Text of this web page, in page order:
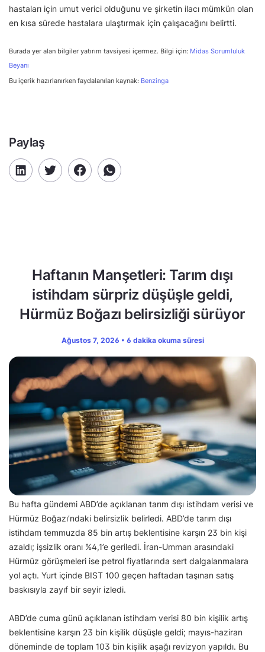
hastaları için umut verici olduğunu ve şirketin ilacı mümkün olan
en kısa sürede hastalara ulaştırmak için çalışacağını belirtti.
Burada yer alan bilgiler yatırım tavsiyesi içermez. Bilgi için: Midas Sorumluluk
Beyanı
Bu içerik hazırlanırken faydalanılan kaynak: Benzinga
Paylaş
Haftanın Manşetleri: Tarım dışı
istihdam sürpriz düşüşle geldi,
Hürmüz Boğazı belirsizliği sürüyor
Ağustos 7, 2026 • 6 dakika okuma süresi
Bu hafta gündemi ABD’de açıklanan tarım dışı istihdam verisi ve
Hürmüz Boğazı’ndaki belirsizlik belirledi. ABD’de tarım dışı
istihdam temmuzda 85 bin artış beklentisine karşın 23 bin kişi
azaldı; işsizlik oranı %4,1’e geriledi. İran-Umman arasındaki
Hürmüz görüşmeleri ise petrol fiyatlarında sert dalgalanmalara
yol açtı. Yurt içinde BIST 100 geçen haftadan taşınan satış
baskısıyla zayıf bir seyir izledi.
ABD’de cuma günü açıklanan istihdam verisi 80 bin kişilik artış
beklentisine karşın 23 bin kişilik düşüşle geldi; mayıs-haziran
döneminde de toplam 103 bin kişilik aşağı revizyon yapıldı. Bu